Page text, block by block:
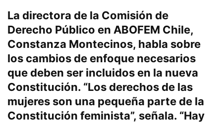
La directora de la Comisión de
Derecho Público en ABOFEM Chile,
Constanza Montecinos, habla sobre
los cambios de enfoque necesarios
que deben ser incluidos en la nueva
Constitución. “Los derechos de las
mujeres son una pequeña parte de la
Constitución feminista”, señala. “Hay